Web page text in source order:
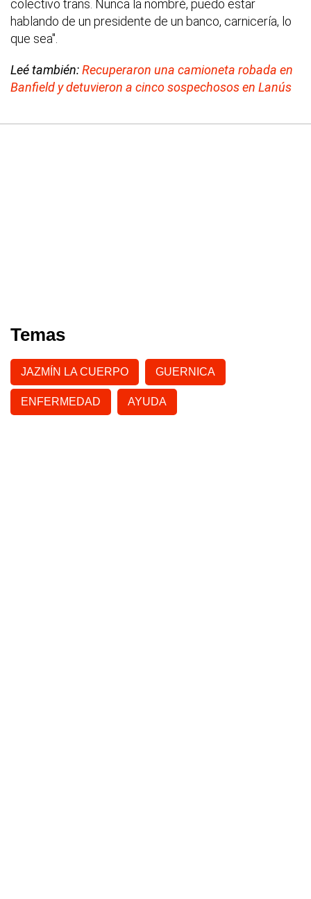
colectivo trans. Nunca la nombré, puedo estar
hablando de un presidente de un banco, carnicería, lo
que sea".
Leé también:Recuperaron una camioneta robada en
Banfield y detuvieron a cinco sospechosos en Lanús
Temas
JAZMÍN LA CUERPO GUERNICA
ENFERMEDAD AYUDA